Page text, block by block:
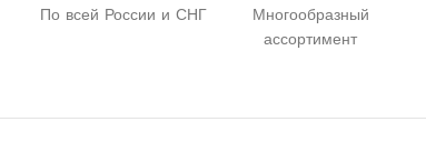
По всей России и СНГ
Многообразный
ассортимент